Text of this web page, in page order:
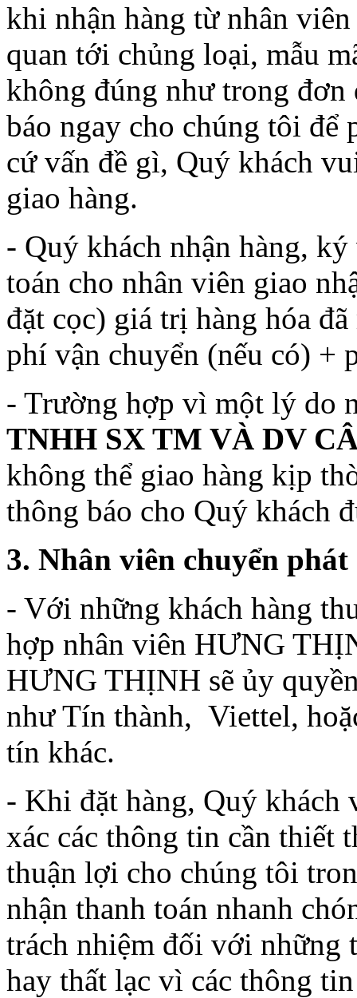
khi nhận hàng từ nhân
quan tới chủng loại, mẫu
không đúng như trong
báo ngay cho chúng tôi
cứ vấn đề gì, Quý khách
giao hàng.
- Quý khách nhận hàng,
toán cho nhân viên giao
đặt cọc) giá trị hàng hóa
phí vận chuyển (nếu có) +
- Trường hợp vì một lý do
TNHH SX TM VÀ DV
không thể giao hàng kịp
thông báo cho Quý khách
3. Nhân viên chuyển
- Với những khách hàng
hợp nhân viên HƯNG
HƯNG THỊNH sẽ ủy
như Tín thành, Viettel,
tín khác.
- Khi đặt hàng, Quý khách
xác các thông tin cần thiết
thuận lợi cho chúng tôi
nhận thanh toán nhanh
trách nhiệm đối với những
hay thất lạc vì các thông